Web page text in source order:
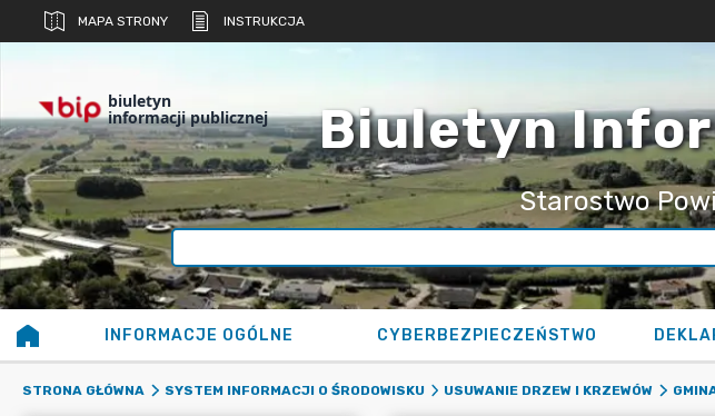
MAPA STRONY INSTRUKCJA
biuletyn
informacji publicznej Biuletyn
Starostwo
INFORMACJE OGÓLNE CYBERBEZPIECZEŃSTWO
STRONA GŁÓWNA SYSTEM INFORMACJI O ŚRODOWISKU USUWANIE DRZEW I KRZEWÓW